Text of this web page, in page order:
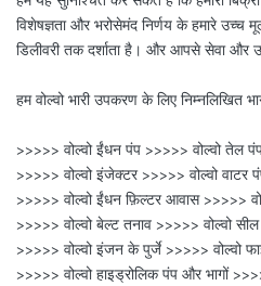
विशेषज्ञता और भरोसेमंद निर्णय के हमारे
डिलीवरी तक दर्शाता है। और आपसे सेवा और
हम वोल्वो भारी उपकरण के लिए निम्नलिखित
>>>>> वोल्वो ईंधन पंप >>>>> वोल्वो तेल
>>>>> वोल्वो इंजेक्टर >>>>> वोल्वो वाटर
>>>>> वोल्वो ईंधन फ़िल्टर आवास >>>>>
>>>>> वोल्वो बेल्ट तनाव >>>>> वोल्वो
>>>>> वोल्वो इंजन के पुर्जे >>>>> वोल्वो
>>>>> वोल्वो हाइड्रोलिक पंप और भागों